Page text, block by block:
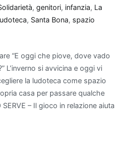
, genitori, infanzia, La
, Santa Bona, spazio
“E oggi che piove, dove vado
L’inverno si avvicina e oggi vi
la ludoteca come spazio
casa per passare qualche
– Il gioco in relazione aiuta